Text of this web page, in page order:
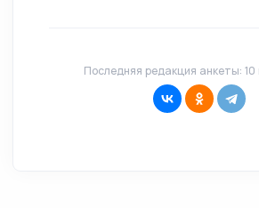
Последняя редакция анкеты: